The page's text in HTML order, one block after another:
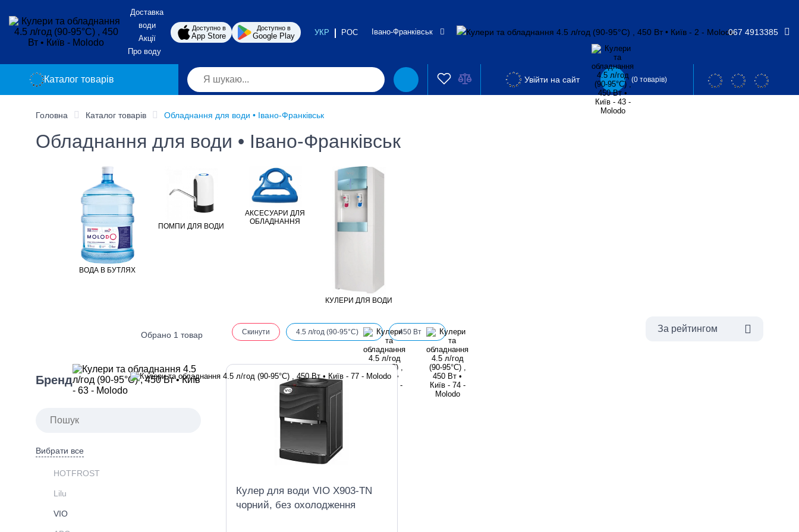
Доставка
води
Акції
Про воду
Доступно в
App Store
Доступно в
Google Play УКР РОС Івано-Франківськ 067 4913385
Каталог товарів Увійти на сайт (0 товарів)
Головна Каталог товарів Обладнання для води • Івано-Франківськ
Обладнання для води • Івано-Франківськ
ВОДА В БУТЛЯХ
ПОМПИ ДЛЯ ВОДИ
АКСЕСУАРИ ДЛЯ
ОБЛАДНАННЯ
КУЛЕРИ ДЛЯ ВОДИ
Бренд
Вибрати все
HOTFROST
Lilu
VIO
За рейтингом
Обрано 1 товар Скинути 4.5 л/год (90-95°C) 450 Вт
Кулер для води VIO X903-TN
чорний, без охолодження